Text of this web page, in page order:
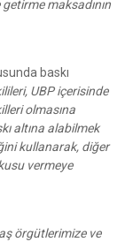
maksadının
baskı
UBP içerisinde
olmasına
altına alabilmek
kullanarak, diğer
vermeye
örgütlerimize ve